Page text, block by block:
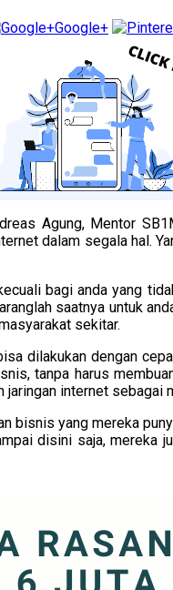
Google+
Agung, Mentor
dalam segala hal.
bagi anda yang
saatnya untuk
sekitar.
dilakukan dengan
tanpa harus
internet
bisnis yang mereka
disini saja, mereka